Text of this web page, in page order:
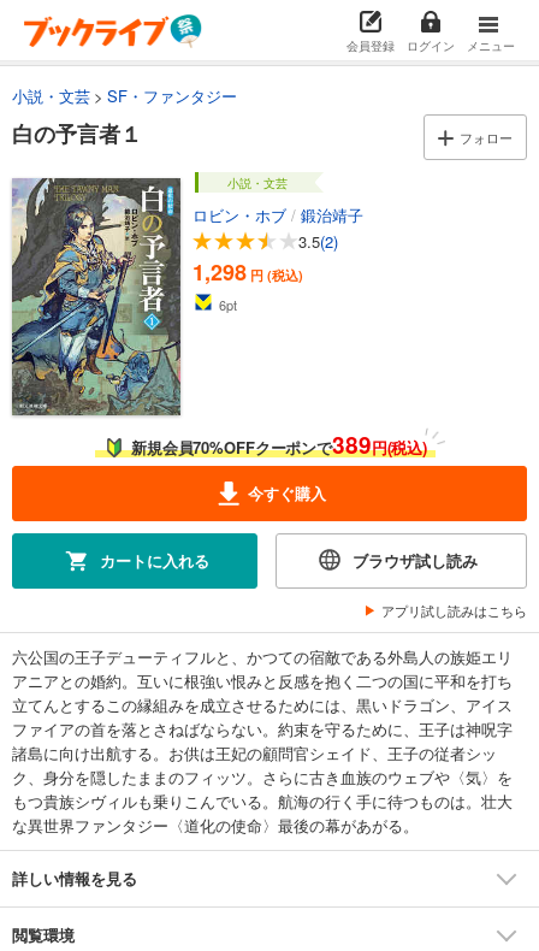
会員登録 ログイン メニュー
小説・文芸 SF・ファンタジー
白の予言者１ フォロー
小説・文芸
ロビン・ホブ / 鍛治靖子
3.5(2)
1,298 円 (税込)
6pt
新規会員70%OFFクーポンで389円(税込)
今すぐ購入
カートに入れる ブラウザ試し読み
アプリ試し読みはこちら
六公国の王子デューティフルと、かつての宿敵である外島人の族姫エリ
アニアとの婚約。互いに根強い恨みと反感を抱く二つの国に平和を打ち
立てんとするこの縁組みを成立させるためには、黒いドラゴン、アイス
ファイアの首を落とさねばならない。約束を守るために、王子は神呪字
諸島に向け出航する。お供は王妃の顧問官シェイド、王子の従者シッ
ク、身分を隠したままのフィッツ。さらに古き血族のウェブや〈気〉を
もつ貴族シヴィルも乗りこんでいる。航海の行く手に待つものは。壮大
な異世界ファンタジー〈道化の使命〉最後の幕があがる。
詳しい情報を見る
閲覧環境